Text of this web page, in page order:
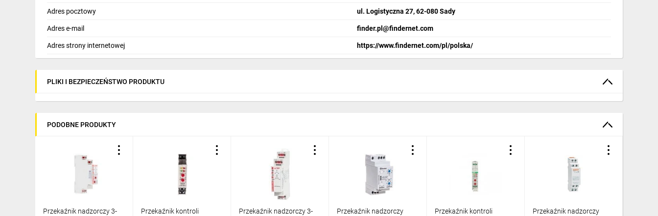
Adres pocztowy ul. Logistyczna 27, 62-080 Sady
Adres e-mail finder.pl@findernet.com
Adres strony internetowej https://www.findernet.com/pl/polska/
PLIKI I BEZPIECZEŃSTWO PRODUKTU
PODOBNE PRODUKTY
Przekaźnik nadzorczy 3-
Przekaźnik kontroli
Przekaźnik nadzorczy 3-
Przekaźnik nadzorczy
Przekaźnik kontroli
Przekaźnik nadzorczy